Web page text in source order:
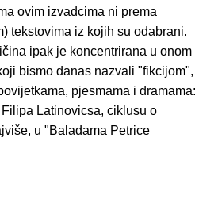
ovim izvadcima ni prema
tekstovima iz kojih su odabrani.
ipak je koncentrirana u onom
bismo danas nazvali "fikcijom",
pjesmama i dramama:
Latinovicsa, ciklusu o
u "Baladama Petrice